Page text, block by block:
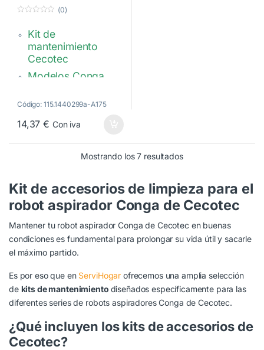
e
(0)
Kit de
mantenimiento
Cecotec
Modelos Conga
El kit incluye:
1 cepillo central
1 protección del
cepillo
1 peine
1 cepillo
Código: 115.1440299a-A175
14,37€ Con iva
Mostrando los 7 resultadosOrdenado por
Kit de accesorios de limpieza para el
robot aspirador Conga de Cecotec
Mantener tu robot aspirador Conga de Cecotec en buenas
condiciones es fundamental para prolongar su vida útil y sacarle
el máximo partido.
Es por eso que en ServiHogar ofrecemos una amplia selección
de kits de mantenimiento diseñados específicamente para las
diferentes series de robots aspiradores Conga de Cecotec.
¿Qué incluyen los kits de accesorios de
Cecotec?